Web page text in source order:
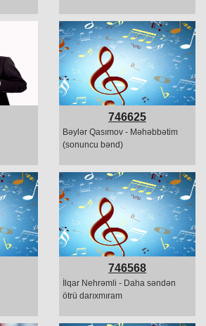
746625
Bəylər Qasımov - Məhəbbətim
(sonuncu bənd)
746568
İlqar Nehrəmli - Daha səndən
ötrü darıxmıram